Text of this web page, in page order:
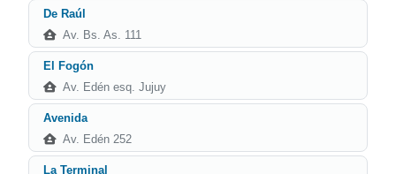
De Raúl
Av. Bs. As. 111
El Fogón
Av. Edén esq. Jujuy
Avenida
Av. Edén 252
La Terminal